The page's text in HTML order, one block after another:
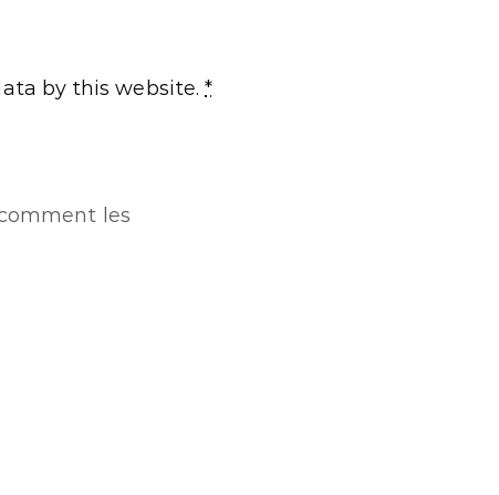
by this website.*
les